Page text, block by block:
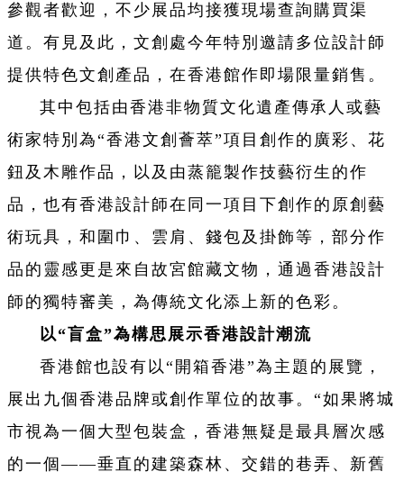
參觀者歡迎，不少展品均接獲現場查詢購買渠
道。有見及此，文創處今年特別邀請多位設計師
提供特色文創產品，在香港館作即場限量銷售。
其中包括由香港非物質文化遺產傳承人或藝
術家特別為“香港文創薈萃”項目創作的廣彩、花
鈕及木雕作品，以及由蒸籠製作技藝衍生的作
品，也有香港設計師在同一項目下創作的原創藝
術玩具，和圍巾、雲肩、錢包及掛飾等，部分作
品的靈感更是來自故宮館藏文物，通過香港設計
師的獨特審美，為傳統文化添上新的色彩。
以“盲盒”為構思展示香港設計潮流
香港館也設有以“開箱香港”為主題的展覽，
展出九個香港品牌或創作單位的故事。“如果將城
市視為一個大型包裝盒，香港無疑是最具層次感
的一個——垂直的建築森林、交錯的巷弄、新舊